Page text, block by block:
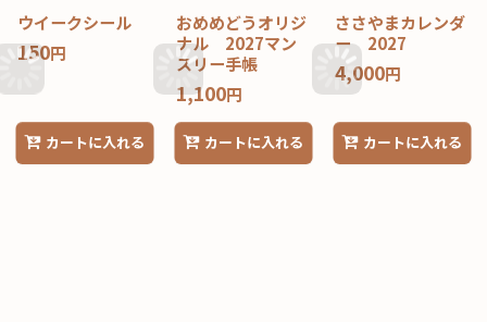
ウイークシール
150円
カートに入れる
おめめどうオリジ
ナル 2027マン
スリー手帳
1,100円
カートに入れる
ささやまカレンダ
ー 2027
4,000円
カートに入れる